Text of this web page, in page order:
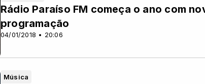
04/01/2018 • 20:06
Rádio Paraíso FM começa o ano com
programação
Música